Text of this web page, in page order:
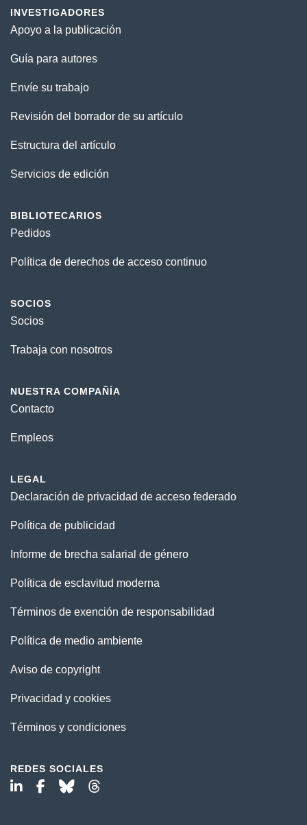
INVESTIGADORES
Apoyo a la publicación
Guía para autores
Envíe su trabajo
Revisión del borrador de su artículo
Estructura del artículo
Servicios de edición
BIBLIOTECARIOS
Pedidos
Política de derechos de acceso continuo
SOCIOS
Socios
Trabaja con nosotros
NUESTRA COMPAÑÍA
Contacto
Empleos
LEGAL
Declaración de privacidad de acceso federado
Política de publicidad
Informe de brecha salarial de género
Política de esclavitud moderna
Términos de exención de responsabilidad
Política de medio ambiente
Aviso de copyright
Privacidad y cookies
Términos y condiciones
REDES SOCIALES